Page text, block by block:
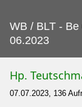
WB / BLT -
06.2023
Hp.
07.07.2023, 136